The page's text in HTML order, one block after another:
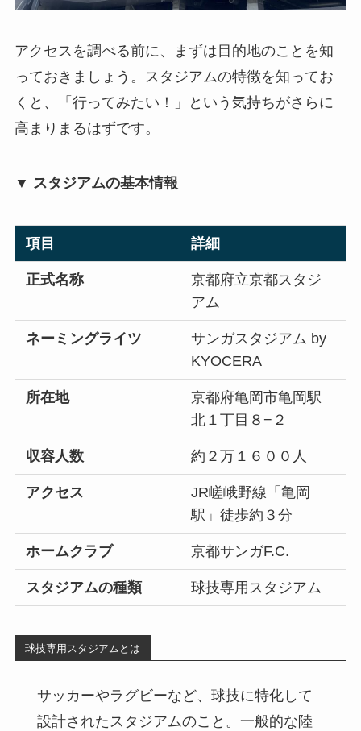
アクセスを調べる前に、まずは目的地のことを知
っておきましょう。スタジアムの特徴を知ってお
くと、「行ってみたい！」という気持ちがさらに
高まりまるはずです。
▼ スタジアムの基本情報
項目 詳細
正式名称
京都府立京都スタジ
アム
ネーミングライツ
サンガスタジアム by
KYOCERA
所在地
京都府亀岡市亀岡駅
北１丁目８−２
収容人数 約２万１６００人
アクセス
JR嵯峨野線「亀岡
駅」徒歩約３分
ホームクラブ 京都サンガF.C.
スタジアムの種類 球技専用スタジアム
球技専用スタジアムとは
サッカーやラグビーなど、球技に特化して
設計されたスタジアムのこと。一般的な陸